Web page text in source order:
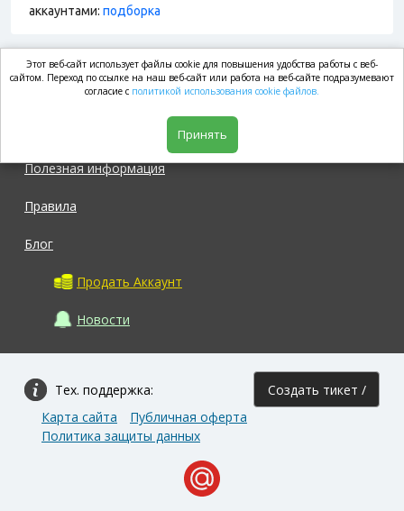
аккаунтами: подборка
market.com
Полезная информация
Правила
Блог
Продать Аккаунт
Новости
Тех. поддержка: Создать тикет /
Карта сайта
Публичная оферта
Политика защиты данных
Этот веб-сайт использует файлы cookie для повышения удобства работы с веб-
сайтом. Переход по ссылке на наш веб-сайт или работа на веб-сайте подразумевают
согласие с политикой использования cookie файлов.
Принять